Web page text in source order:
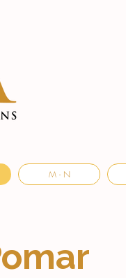
M - N